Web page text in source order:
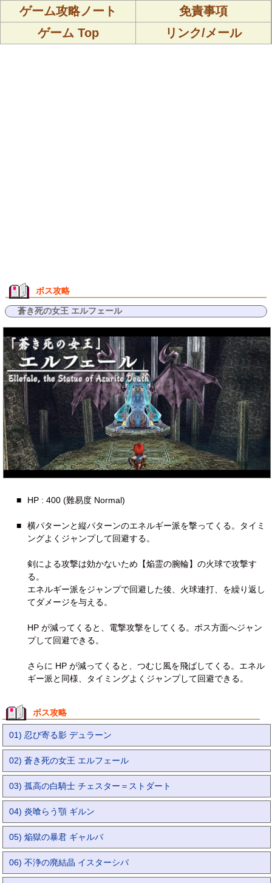
ゲーム攻略ノート
免責事項
ゲーム Top
リンク/メール
ボス攻略
蒼き死の女王 エルフェール
■ HP : 400 (難易度 Normal)
■
横パターンと縦パターンのエネルギー派を撃ってくる。タイミ
ングよくジャンプして回避する。
剣による攻撃は効かないため【焔霊の腕輪】の火球で攻撃す
る。
エネルギー派をジャンプで回避した後、火球連打、を繰り返し
てダメージを与える。
HP が減ってくると、電撃攻撃をしてくる。ボス方面へジャン
プして回避できる。
さらに HP が減ってくると、つむじ風を飛ばしてくる。エネル
ギー派と同様、タイミングよくジャンプして回避できる。
ボス攻略
01) 忍び寄る影 デュラーン
02) 蒼き死の女王 エルフェール
03) 孤高の白騎士 チェスター＝ストダート
04) 炎喰らう顎 ギルン
05) 焔獄の暴君 ギャルバ
06) 不浄の廃結晶 イスターシバ